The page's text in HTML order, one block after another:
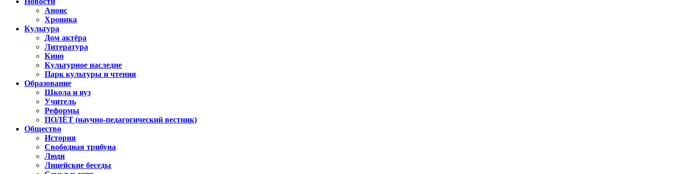
Анонс
Хроника
Культура
Дом актёра
Литература
Кино
Культурное наследие
Парк культуры и чтения
Образование
Школа и вуз
Учитель
Реформы
ПОЛЁТ (научно-педагогический вестник)
Общество
История
Свободная трибуна
Люди
Лицейские беседы